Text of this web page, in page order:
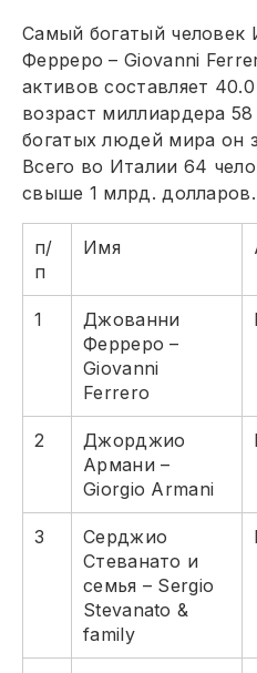
Самый богатый
Ферреро – Giovanni
активов составляет
возраст миллиардера
богатых людей мира он
Всего во Италии 64
свыше 1 млрд. долларов.
п/
п
Имя
1
Джованни
Ферреро –
Giovanni
Ferrero
2
Джорджио
Армани –
Giorgio Armani
3
Серджио
Стеванато и
семья – Sergio
Stevanato &
family